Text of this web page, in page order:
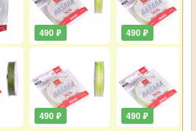
490 ₽
490 ₽
490 ₽
490 ₽